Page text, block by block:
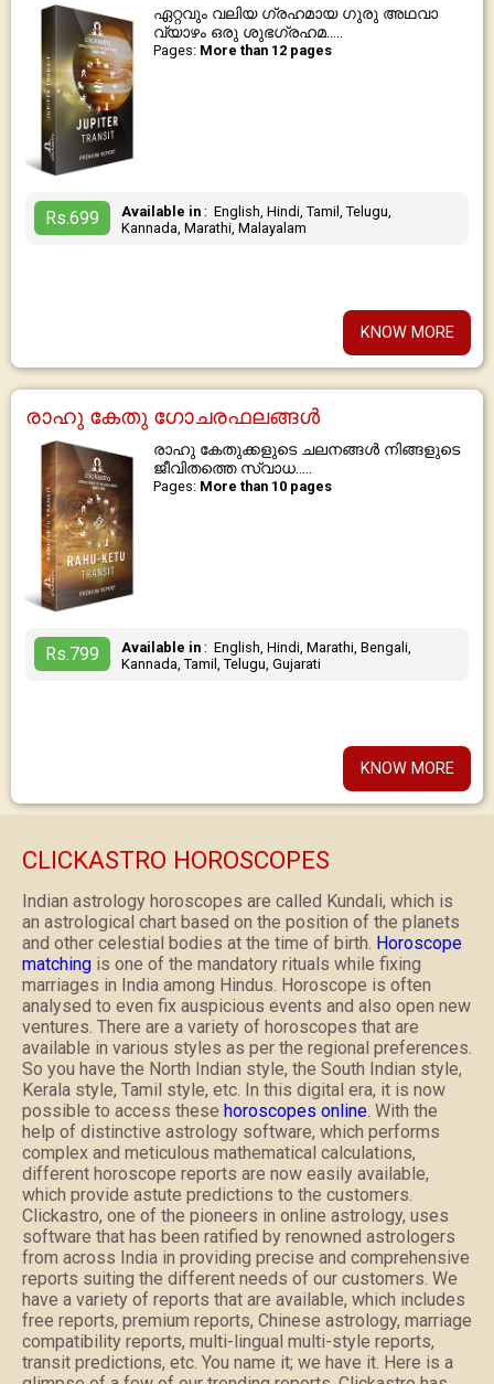
ഏറ്റവും വലിയ ഗ്രഹമായ ഗുരു അഥവാ
വ്യാഴം ഒരു ശുഭഗ്രഹമ.....
Pages: More than 12 pages
Rs.699 Available in : English, Hindi, Tamil, Telugu,
Kannada, Marathi, Malayalam
KNOW MORE
രാഹു കേതു ഗോചരഫലങ്ങൾ
രാഹു കേതുക്കളുടെ ചലനങ്ങൾ നിങ്ങളുടെ
ജീവിതത്തെ സ്വാധ.....
Pages: More than 10 pages
Rs.799 Available in : English, Hindi, Marathi, Bengali,
Kannada, Tamil, Telugu, Gujarati
KNOW MORE
CLICKASTRO HOROSCOPES
Indian astrology horoscopes are called Kundali, which is
an astrological chart based on the position of the planets
and other celestial bodies at the time of birth. Horoscope
matching is one of the mandatory rituals while fixing
marriages in India among Hindus. Horoscope is often
analysed to even fix auspicious events and also open new
ventures. There are a variety of horoscopes that are
available in various styles as per the regional preferences.
So you have the North Indian style, the South Indian style,
Kerala style, Tamil style, etc. In this digital era, it is now
possible to access these horoscopes online. With the
help of distinctive astrology software, which performs
complex and meticulous mathematical calculations,
different horoscope reports are now easily available,
which provide astute predictions to the customers.
Clickastro, one of the pioneers in online astrology, uses
software that has been ratified by renowned astrologers
from across India in providing precise and comprehensive
reports suiting the different needs of our customers. We
have a variety of reports that are available, which includes
free reports, premium reports, Chinese astrology, marriage
compatibility reports, multi-lingual multi-style reports,
transit predictions, etc. You name it; we have it. Here is a